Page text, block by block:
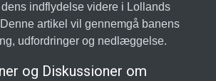
indflydelse videre i Lollands
artikel vil gennemgå banens
udfordringer og nedlæggelse.
og Diskussioner om